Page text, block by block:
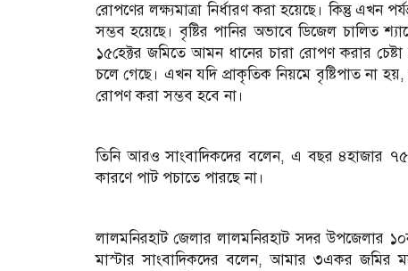
রোপণের লক্ষ্যমাত্রা নির্ধারণ করা হয়েছে। কিন্তু এখন
সম্ভব হয়েছে। বৃষ্টির পানির অভাবে ডিজেল চালিত
১৫হেক্টর জমিতে আমন ধানের চারা রোপণ করার
চলে গেছে। এখন যদি প্রাকৃতিক নিয়মে বৃষ্টিপাত না
রোপণ করা সম্ভব হবে না।
তিনি আরও সাংবাদিকদের বলেন, এ বছর ৪হাজার
কারণে পাট পচাতে পারছে না।
লালমনিরহাট জেলার লালমনিরহাট সদর উপজেলার
মাস্টার সাংবাদিকদের বলেন, আমার ৩একর